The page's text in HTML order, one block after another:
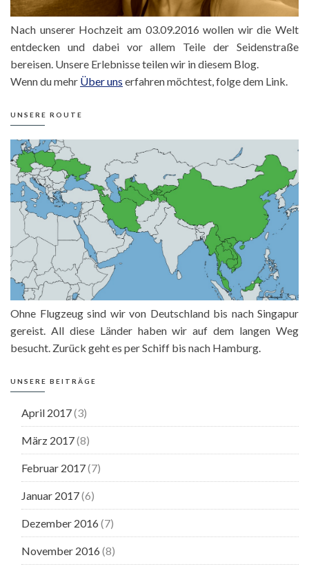
Nach unserer Hochzeit am 03.09.2016 wollen wir die Welt
entdecken und dabei vor allem Teile der Seidenstraße
bereisen. Unsere Erlebnisse teilen wir in diesem Blog.
Wenn du mehr Über uns erfahren möchtest, folge dem Link.
UNSERE ROUTE
Ohne Flugzeug sind wir von Deutschland bis nach Singapur
gereist. All diese Länder haben wir auf dem langen Weg
besucht. Zurück geht es per Schiff bis nach Hamburg.
UNSERE BEITRÄGE
April 2017(3)
März 2017(8)
Februar 2017(7)
Januar 2017(6)
Dezember 2016 (7)
November 2016 (8)